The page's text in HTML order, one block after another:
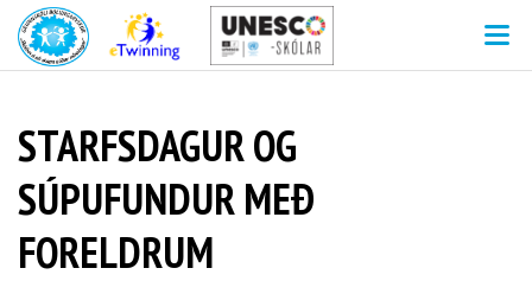
STARFSDAGUR OG
SÚPUFUNDUR MEÐ
FORELDRUM